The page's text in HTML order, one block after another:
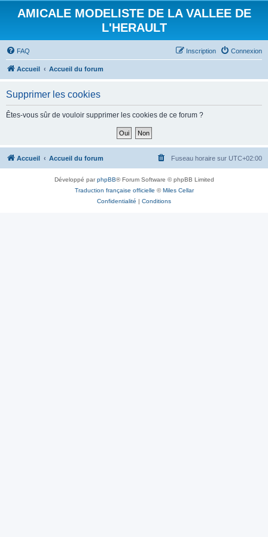
AMICALE MODELISTE DE LA VALLEE DE
L'HERAULT
FAQ Connexion
Inscription
Accueil Accueil du forum
Supprimer les cookies
Êtes-vous sûr de vouloir supprimer les cookies de ce forum ?
Accueil Accueil du forum Fuseau horaire sur UTC+02:00
Développé parphpBB® Forum Software © phpBB Limited
Traduction française officielle ©Miles Cellar
Confidentialité | Conditions